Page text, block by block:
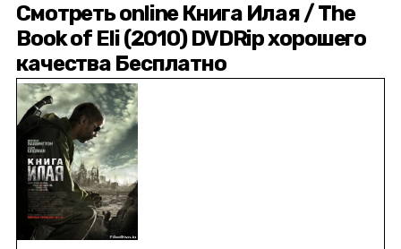
Смотреть online Книга Илая / The
Book of Eli (2010) DVDRip хорошего
качества Бесплатно